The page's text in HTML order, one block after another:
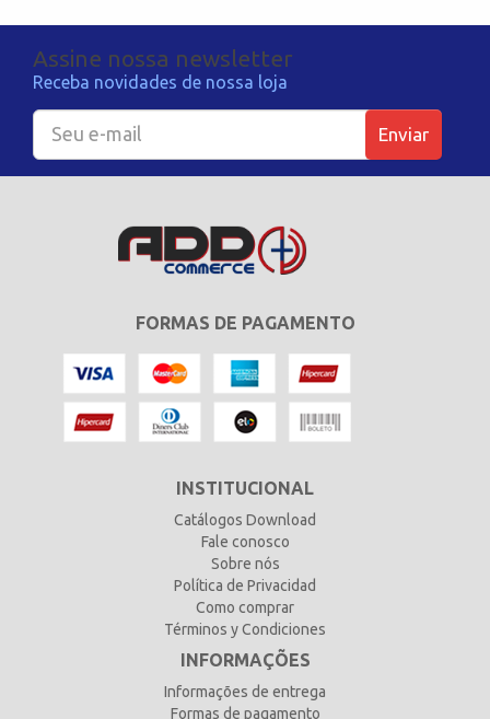
Assine nossa newsletter
Receba novidades de nossa loja
Enviar
FORMAS DE PAGAMENTO
INSTITUCIONAL
Catálogos Download
Fale conosco
Sobre nós
Política de Privacidad
Como comprar
Términos y Condiciones
INFORMAÇÕES
Informações de entrega
Formas de pagamento